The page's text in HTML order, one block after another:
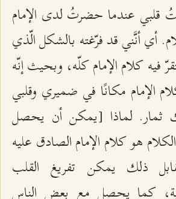
قلبي عندما حضرتُ لدى الإمام
أي أنَّني قد فرّغته بالشكل الّذي
فيه كلام الإمام كلّه، وبحيث إنّه
الإمام مكانًا في ضميري وقلبي
ثمار. لماذا [يمكن أن يحصل
هو كلام الإمام الصادق عليه
ذلك يمكن تفريغ القلب
كما يحصل مع بعض الناس